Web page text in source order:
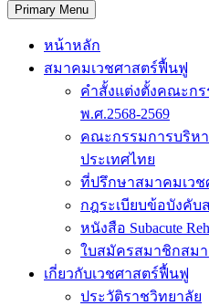
Primary Menu
หน้าหลัก
สมาคมเวชศาสตร์ฟื้นฟู
คำสั้งแต่งตั้งคณะก
พ.ศ.2568-2569
คณะกรรมการบริห
ประเทศไทย
ที่ปรึกษาสมาคมเวช
กฎระเบียบข้อบังคับ
หนังสือ Subacute
ใบสมัครสมาชิกสม
เกี่ยวกับเวชศาสตร์ฟื้นฟู
ประวัติราชวิทยาลัย